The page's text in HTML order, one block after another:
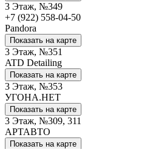
3 Этаж, №349
+7 (922) 558-04-50
Pandora
Показать на карте
3 Этаж, №351
ATD Detailing
Показать на карте
3 Этаж, №353
УГОНА.НЕТ
Показать на карте
3 Этаж, №309, 311
АРТАВТО
Показать на карте